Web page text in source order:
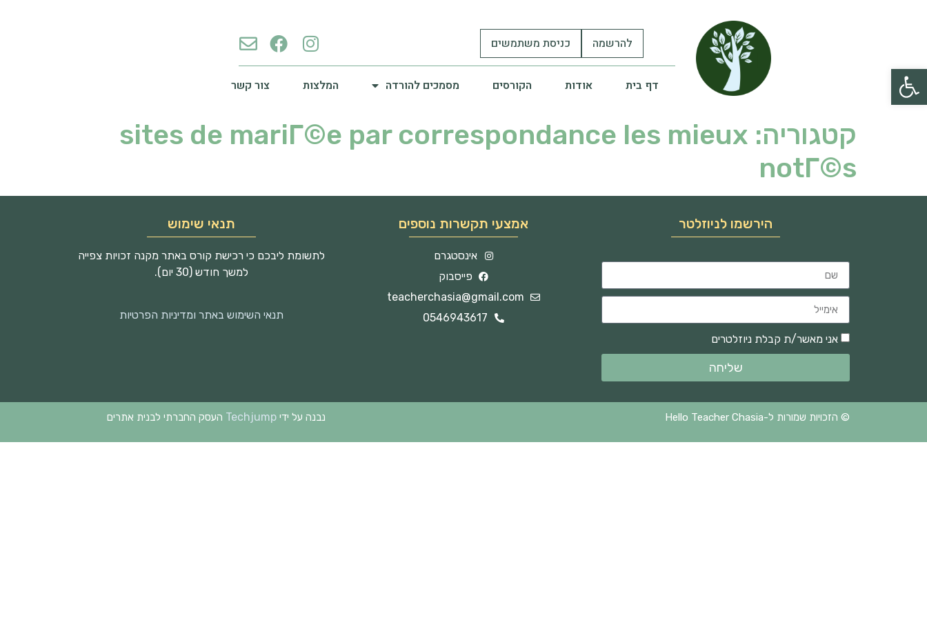
פתח סרגל נגישות
להרשמה כניסת משתמשים
דף בית אודות הקורסים מסמכים להורדה המלצות צור קשר
קטגוריה: sites de mariГ©e par correspondance les mieux
notГ©s
הירשמו לניוזלטר
אני מאשר/ת קבלת ניוזלטרים
שליחה
אמצעי תקשרות נוספים
אינסטגרם
פייסבוק
teacherchasia@gmail.com
0546943617
תנאי שימוש
לתשומת ליבכם כי רכישת קורס באתר מקנה זכויות צפייה
למשך חודש (30 יום).
תנאי השימוש באתר ומדיניות הפרטיות
© הזכויות שמורות ל-Hello Teacher Chasia נבנה על ידי Techjump העסק החברתי לבנית אתרים